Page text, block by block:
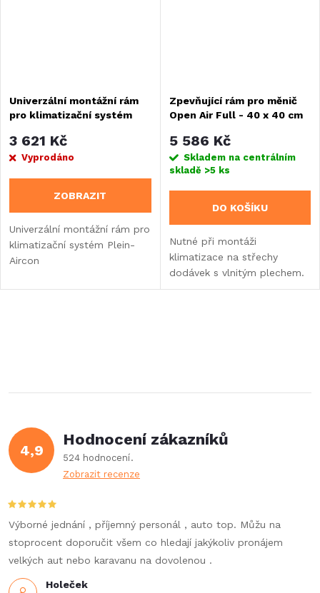
Univerzální montážní rám
pro klimatizační systém
3 621 Kč
Vyprodáno
ZOBRAZIT
Univerzální montážní rám pro
klimatizační systém Plein-
Aircon
Zpevňující rám pro měnič
Open Air Full - 40 x 40 cm
5 586 Kč
Skladem na centrálním
skladě >5 ks
DO KOŠÍKU
Nutné při montáži
klimatizace na střechy
dodávek s vlnitým plechem.
l
d
a
c
í
p
4,9
Hodnocení zákazníků
524 hodnocení
Zobrazit recenze
Holeček
Výborné jednání , příjemný personál , auto top. Můžu na
stoprocent doporučit všem co hledají jakýkoliv pronájem
velkých aut nebo karavanu na dovolenou .